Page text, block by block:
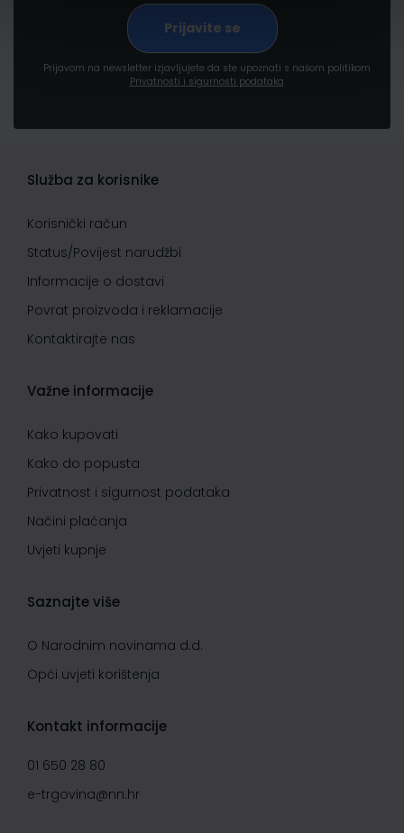
Prijavom na newsletter izjavljujete da ste upoznati s našom politikom
Privatnosti i sigurnosti podataka
Služba za korisnike
Korisnički račun
Status/Povijest narudžbi
Informacije o dostavi
Povrat proizvoda i reklamacije
Kontaktirajte nas
Važne informacije
Kako kupovati
Kako do popusta
Privatnost i sigurnost podataka
Načini plaćanja
Uvjeti kupnje
Saznajte više
O Narodnim novinama d.d.
Opći uvjeti korištenja
Kontakt informacije
01 650 28 80
e-trgovina@nn.hr